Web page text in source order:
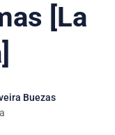
[La
Buezas